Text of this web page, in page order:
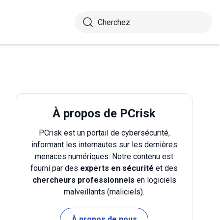
À propos de PCrisk
PCrisk est un portail de cybersécurité,
informant les internautes sur les dernières
menaces numériques. Notre contenu est
fourni par des experts en sécurité et des
chercheurs professionnels en logiciels
malveillants (maliciels).